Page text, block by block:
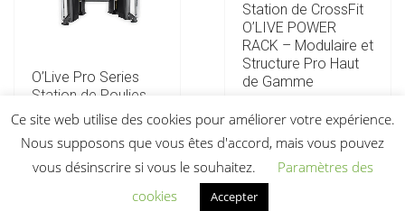
O’Live Pro Series
Station de Poulies
Réglable
3 430,00€ HT
Station de CrossFit
O’LIVE POWER
RACK – Modulaire et
Structure Pro Haut
de Gamme
9 550,00
Ce site web utilise des cookies pour améliorer votre expérience.
Nous supposons que vous êtes d'accord, mais vous pouvez
vous désinscrire si vous le souhaitez.
Paramètres des
cookies
Accepter